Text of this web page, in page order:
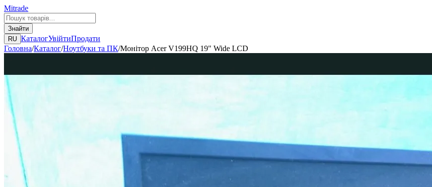
Mitrade
Знайти
RU КаталогУвійтиПродати
Головна/Каталог/Ноутбуки та ПК/Монітор Acer V199HQ 19" Wide LCD